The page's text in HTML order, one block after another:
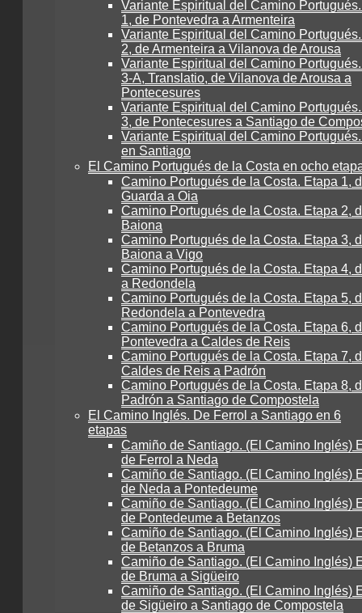
Variante Espiritual del Camino
1, de Pontevedra a Armenteira
Variante Espiritual del Camino
2, de Armenteira a Vilanova de Arousa
Variante Espiritual del Camino
3-A, Translatio, de Vilanova de Arousa a
Pontecesures
Variante Espiritual del Camino
3, de Pontecesures a Santiago de
Variante Espiritual del Camino
en Santiago
El Camino Portugués de la Costa en ocho
Camino Portugués de la Costa. Etapa 1,
Guarda a Oia
Camino Portugués de la Costa. Etapa 2,
Baiona
Camino Portugués de la Costa. Etapa 3,
Baiona a Vigo
Camino Portugués de la Costa. Etapa 4,
a Redondela
Camino Portugués de la Costa. Etapa 5,
Redondela a Pontevedra
Camino Portugués de la Costa. Etapa 6,
Pontevedra a Caldes de Reis
Camino Portugués de la Costa. Etapa 7,
Caldes de Reis a Padrón
Camino Portugués de la Costa. Etapa 8,
Padrón a Santiago de Compostela
El Camino Inglés. De Ferrol a Santiago en 6
etapas
Camiño de Santiago. (El Camino Inglés)
de Ferrol a Neda
Camiño de Santiago. (El Camino Inglés)
de Neda a Pontedeume
Camiño de Santiago. (El Camino Inglés)
de Pontedeume a Betanzos
Camiño de Santiago. (El Camino Inglés)
de Betanzos a Bruma
Camiño de Santiago. (El Camino Inglés)
de Bruma a Sigüeiro
Camiño de Santiago. (El Camino Inglés)
de Sigüeiro a Santiago de Compostela